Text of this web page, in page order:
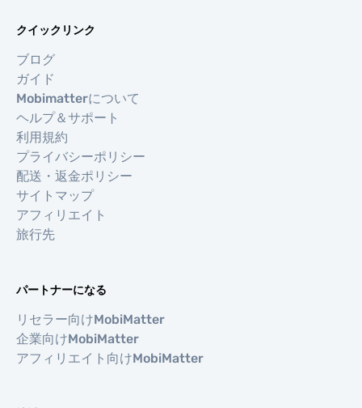
クイックリンク
ブログ
ガイド
Mobimatterについて
ヘルプ＆サポート
利用規約
プライバシーポリシー
配送・返金ポリシー
サイトマップ
アフィリエイト
旅行先
パートナーになる
リセラー向けMobiMatter
企業向けMobiMatter
アフィリエイト向けMobiMatter